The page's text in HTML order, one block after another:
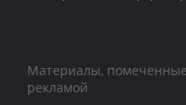
Материалы,
рекламой